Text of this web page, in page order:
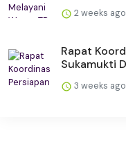
2 weeks ago
Rapat
Sukamukti
3 weeks ago